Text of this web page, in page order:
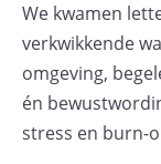
We kwamen
verkwikkende
omgeving,
én
stress en burn-